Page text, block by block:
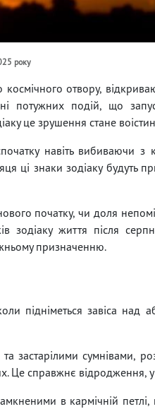
року
отвору,
потужних подій, що
це зрушення стане
навіть вибиваючи з
ці знаки зодіаку будуть
початку, чи доля
зодіаку життя після
призначенню.
підніметься завіса над
застарілими сумнівами,
Це справжнє відродження,
в кармічній